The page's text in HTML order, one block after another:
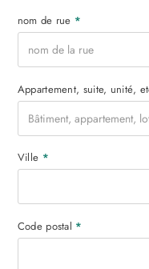
nom de rue *
Appartement, suite, unité,
Ville *
Code postal *